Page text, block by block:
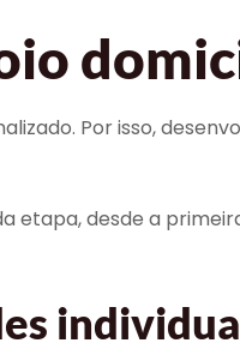
Por isso,
etapa, desde a